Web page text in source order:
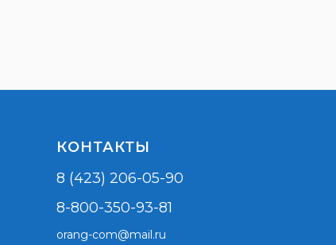
КОНТАКТЫ
8 (423) 206-05-90
8-800-350-93-81
orang-com@mail.ru